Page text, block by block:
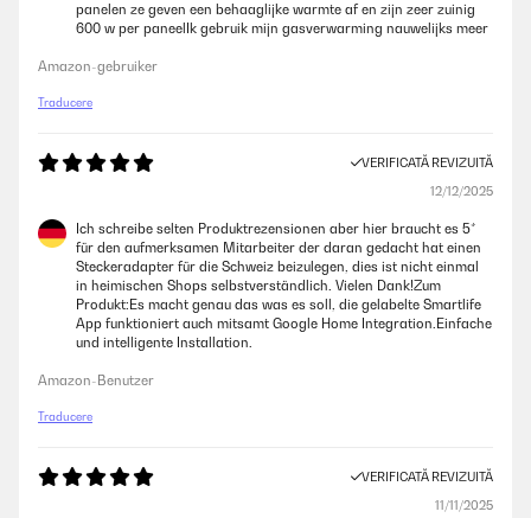
panelen ze geven een behaaglijke warmte af en zijn zeer zuinig
600 w per paneelIk gebruik mijn gasverwarming nauwelijks meer
Amazon-gebruiker
Traducere
VERIFICATĂ REVIZUITĂ
12/12/2025
Ich schreibe selten Produktrezensionen aber hier braucht es 5*
für den aufmerksamen Mitarbeiter der daran gedacht hat einen
Steckeradapter für die Schweiz beizulegen, dies ist nicht einmal
in heimischen Shops selbstverständlich. Vielen Dank!Zum
Produkt:Es macht genau das was es soll, die gelabelte Smartlife
App funktioniert auch mitsamt Google Home Integration.Einfache
und intelligente Installation.
Amazon-Benutzer
Traducere
VERIFICATĂ REVIZUITĂ
11/11/2025